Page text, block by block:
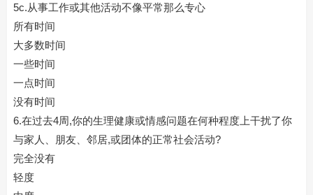
5c.从事工作或其他活动不像平常那么专心
所有时间
大多数时间
一些时间
一点时间
没有时间
6.在过去4周,你的生理健康或情感问题在何种程度上干扰了你
与家人、朋友、邻居,或团体的正常社会活动?
完全没有
轻度